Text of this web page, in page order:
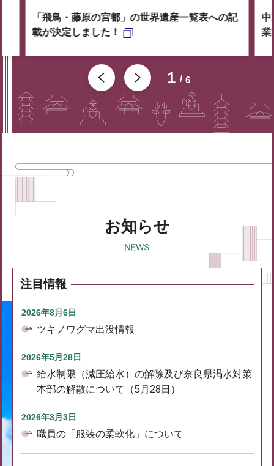
1 6
「飛鳥・藤原の宮都」の世界遺産一覧表への記
載が決定しました！
中
業
お知らせ
注目情報
2026年8月6日
ツキノワグマ出没情報
2026年5月28日
給水制限（減圧給水）の解除及び奈良県渇水対策
本部の解散について（5月28日）
2026年3月3日
職員の「服装の柔軟化」について